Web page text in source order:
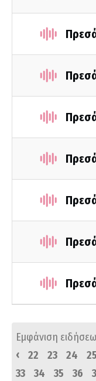
Εμφάνιση
‹
22 23 24 25
33
34 35 36